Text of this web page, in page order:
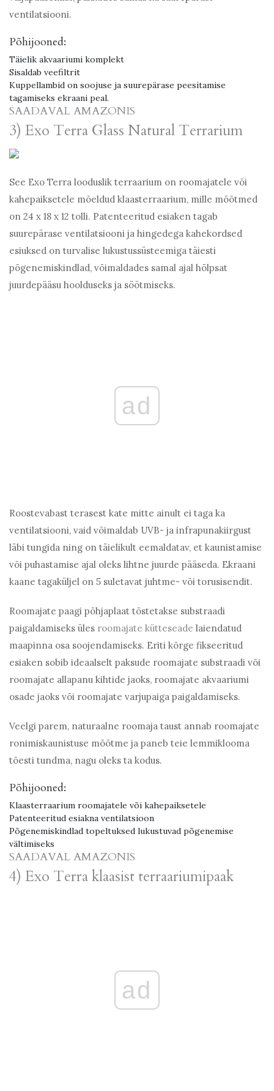
ventilatsiooni.
Põhijooned:
Täielik akvaariumi komplekt
Sisaldab veefiltrit
Kuppellambid on soojuse ja suurepärase peesitamise
tagamiseks ekraani peal.
SAADAVAL AMAZONIS
3) Exo Terra Glass Natural Terrarium
See Exo Terra looduslik terraarium on roomajatele või
kahepaiksetele mõeldud klaasterraarium, mille mõõtmed
on 24 x 18 x 12 tolli. Patenteeritud esiaken tagab
suurepärase ventilatsiooni ja hingedega kahekordsed
esiuksed on turvalise lukustussüsteemiga täiesti
põgenemiskindlad, võimaldades samal ajal hõlpsat
juurdepääsu hoolduseks ja söötmiseks.
ad
Roostevabast terasest kate mitte ainult ei taga ka
ventilatsiooni, vaid võimaldab UVB- ja infrapunakiirgust
läbi tungida ning on täielikult eemaldatav, et kaunistamise
või puhastamise ajal oleks lihtne juurde pääseda. Ekraani
kaane tagaküljel on 5 suletavat juhtme- või torusisendit.
Roomajate paagi põhjaplaat tõstetakse substraadi
paigaldamiseks üles roomajate kütteseade laiendatud
maapinna osa soojendamiseks. Eriti kõrge fikseeritud
esiaken sobib ideaalselt paksude roomajate substraadi või
roomajate allapanu kihtide jaoks, roomajate akvaariumi
osade jaoks või roomajate varjupaiga paigaldamiseks.
Veelgi parem, naturaalne roomaja taust annab roomajate
ronimiskaunistuse mõõtme ja paneb teie lemmiklooma
tõesti tundma, nagu oleks ta kodus.
Põhijooned:
Klaasterraarium roomajatele või kahepaiksetele
Patenteeritud esiakna ventilatsioon
Põgenemiskindlad topeltuksed lukustuvad põgenemise
vältimiseks
SAADAVAL AMAZONIS
4) Exo Terra klaasist terraariumipaak
ad